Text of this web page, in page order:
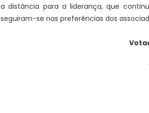
a distância para a liderança, que
seguiram-se nas preferências dos